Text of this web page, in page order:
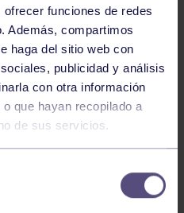
funciones de redes
Además, compartimos
haga del sitio web con
publicidad y análisis
con otra información
que hayan recopilado a
de sus servicios.
1188 1189
1190
FILTRAR